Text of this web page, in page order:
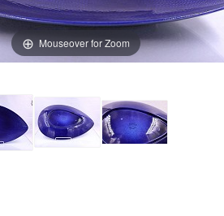
Mouseover for Zoom